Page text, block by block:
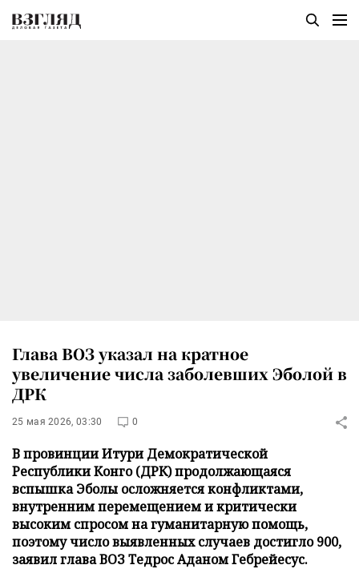
Глава ВОЗ указал на кратное
увеличение числа заболевших Эболой в
ДРК
25 мая 2026, 03:30 0
В провинции Итури Демократической
Республики Конго (ДРК) продолжающаяся
вспышка Эболы осложняется конфликтами,
внутренним перемещением и критически
высоким спросом на гуманитарную помощь,
поэтому число выявленных случаев достигло 900,
заявил глава ВОЗ Тедрос Аданом Гебрейесус.